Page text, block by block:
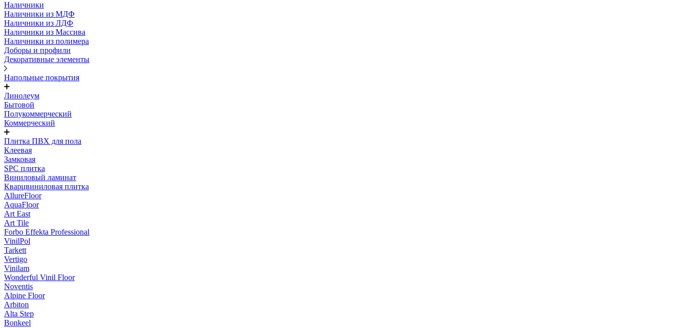
Наличники
Наличники из МДФ
Наличники из ЛДФ
Наличники из Массива
Наличники из полимера
Доборы и профили
Декоративные элементы
Напольные покрытия
Линолеум
Бытовой
Полукоммерческий
Коммерческий
Плитка ПВХ для пола
Клеевая
Замковая
SPC плитка
Виниловый ламинат
Кварцвиниловая плитка
AllureFloor
AquaFloor
Art East
Art Tile
Forbo Effekta Professional
VinilPol
Tarkett
Vertigo
Vinilam
Wonderful Vinil Floor
Noventis
Alpine Floor
Arbiton
Alta Step
Bonkeel